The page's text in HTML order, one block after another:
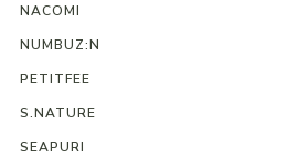
NACOMI
NUMBUZ:N
PETITFEE
S.NATURE
SEAPURI